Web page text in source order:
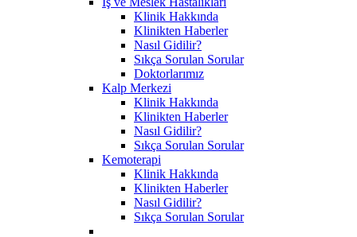
Klinik Hakkında
Klinikten Haberler
Nasıl Gidilir?
Sıkça Sorulan Sorular
Doktorlarımız
Kalp Merkezi
Klinik Hakkında
Klinikten Haberler
Nasıl Gidilir?
Sıkça Sorulan Sorular
Kemoterapi
Klinik Hakkında
Klinikten Haberler
Nasıl Gidilir?
Sıkça Sorulan Sorular